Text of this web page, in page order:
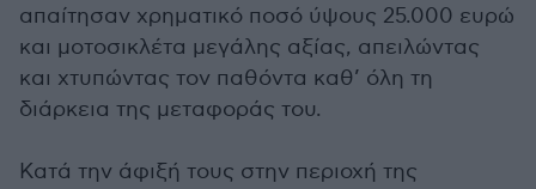
απαίτησαν χρηματικό ποσό ύψους 25.000 ευρώ
και μοτοσικλέτα μεγάλης αξίας, απειλώντας
και χτυπώντας τον παθόντα καθ’ όλη τη
διάρκεια της μεταφοράς του.
Κατά την άφιξή τους στην περιοχή της